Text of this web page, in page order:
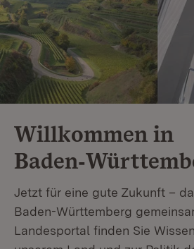
Willkommen in
Jetzt für eine gute Zukunft –
Baden-Württemberg
Landesportal finden Sie